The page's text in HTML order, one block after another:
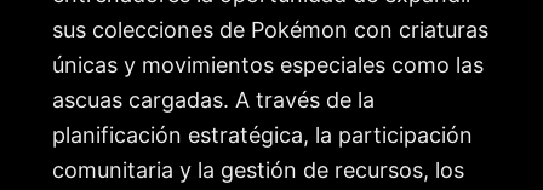
sus colecciones de Pokémon con criaturas
únicas y movimientos especiales como las
ascuas cargadas. A través de la
planificación estratégica, la participación
comunitaria y la gestión de recursos, los